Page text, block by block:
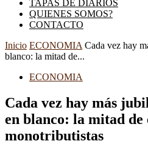
TAPAS DE DIARIOS
QUIENES SOMOS?
CONTACTO
Inicio ECONOMIA Cada vez hay
blanco: la mitad de...
ECONOMIA
Cada vez hay más
en blanco: la mitad de
monotributistas